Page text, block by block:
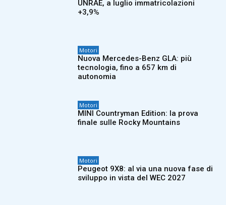
UNRAE, a luglio immatricolazioni
+3,9%
Motori
Nuova Mercedes-Benz GLA: più
tecnologia, fino a 657 km di
autonomia
Motori
MINI Countryman Edition: la prova
finale sulle Rocky Mountains
Motori
Peugeot 9X8: al via una nuova fase di
sviluppo in vista del WEC 2027